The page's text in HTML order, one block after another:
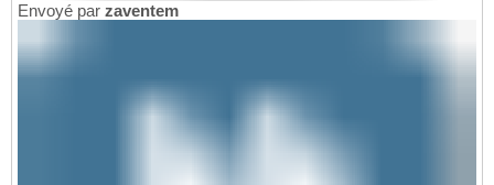
Envoyé par zaventem